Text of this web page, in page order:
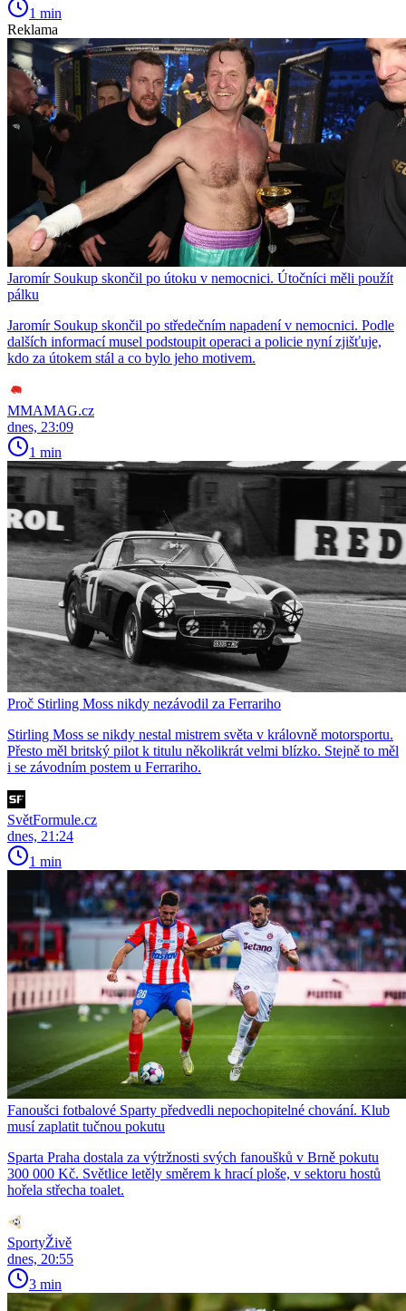
1 min
Reklama
Jaromír Soukup skončil po útoku v nemocnici. Útočníci měli použít
pálku
Jaromír Soukup skončil po středečním napadení v nemocnici. Podle
dalších informací musel podstoupit operaci a policie nyní zjišťuje,
kdo za útokem stál a co bylo jeho motivem.
MMAMAG.cz
dnes, 23:09
1 min
Proč Stirling Moss nikdy nezávodil za Ferrariho
Stirling Moss se nikdy nestal mistrem světa v královně motorsportu.
Přesto měl britský pilot k titulu několikrát velmi blízko. Stejně to měl
i se závodním postem u Ferrariho.
SvětFormule.cz
dnes, 21:24
1 min
Fanoušci fotbalové Sparty předvedli nepochopitelné chování. Klub
musí zaplatit tučnou pokutu
Sparta Praha dostala za výtržnosti svých fanoušků v Brně pokutu
300 000 Kč. Světlice letěly směrem k hrací ploše, v sektoru hostů
hořela střecha toalet.
SportyŽivě
dnes, 20:55
3 min